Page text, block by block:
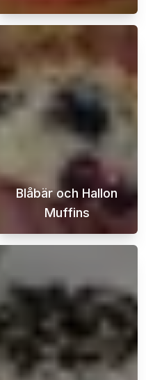
receptet är för dig
Letar du
till och tiden är knapp,
Blåbär och Hallon
Muffins
Dessa